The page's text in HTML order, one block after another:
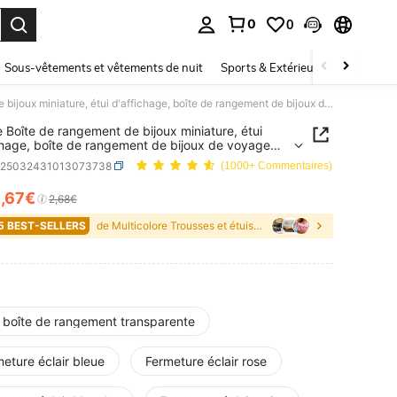
0 0
Sous-vêtements et vêtements de nuit Sports & Extérieur Enfants
1 pièce Boîte de rangement de bijoux miniature, étui d'affichage, boîte de rangement de bijoux de voyage avec fermeture éclair pour boucles d'oreilles, colliers, bagues, boîte à bijoux, rangement mini pour bagues et colliers, convient comme cadeau de Saint-Valentin, Noël, Halloween, Nouvel An pour elle, esthétique
Boîte de rangement de bijoux miniature, étui
boîte de rangement de bijoux de voyage
éclair pour boucles d'oreilles, colliers,
boîte à bijoux, rangement mini pour bagues et
convient comme cadeau de Saint-Valentin, Noël,
Nouvel An pour elle, esthétique
(1000+ Commentaires)
AND AVAILABILITY
,67€
2,68€
BEST-SELLERS
de Multicolore Trousses et étuis à maquillage
boîte de rangement transparente
éclair bleue Fermeture éclair rose